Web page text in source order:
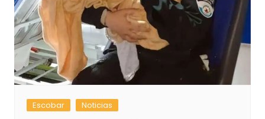
Escobar Noticias